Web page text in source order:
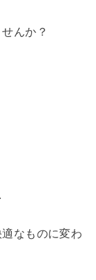
んか？
なものに変わ